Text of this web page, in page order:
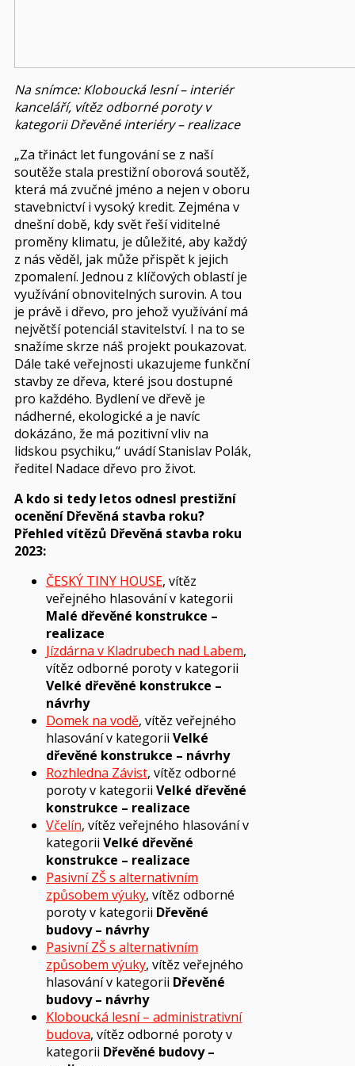
Na snímce: Kloboucká lesní – interiér
kanceláří, vítěz odborné poroty v
kategorii Dřevěné interiéry – realizace
„Za třináct let fungování se z naší
soutěže stala prestižní oborová soutěž,
která má zvučné jméno a nejen v oboru
stavebnictví i vysoký kredit. Zejména v
dnešní době, kdy svět řeší viditelné
proměny klimatu, je důležité, aby každý
z nás věděl, jak může přispět k jejich
zpomalení. Jednou z klíčových oblastí je
využívání obnovitelných surovin. A tou
je právě i dřevo, pro jehož využívání má
největší potenciál stavitelství. I na to se
snažíme skrze náš projekt poukazovat.
Dále také veřejnosti ukazujeme funkční
stavby ze dřeva, které jsou dostupné
pro každého. Bydlení ve dřevě je
nádherné, ekologické a je navíc
dokázáno, že má pozitivní vliv na
lidskou psychiku,“ uvádí Stanislav Polák,
ředitel Nadace dřevo pro život.
A kdo si tedy letos odnesl prestižní
ocenění Dřevěná stavba roku?
Přehled vítězů Dřevěná stavba roku
2023:
ČESKÝ TINY HOUSE, vítěz
veřejného hlasování v kategorii
Malé dřevěné konstrukce –
realizace
Jízdárna v Kladrubech nad Labem,
vítěz odborné poroty v kategorii
Velké dřevěné konstrukce –
návrhy
Domek na vodě, vítěz veřejného
hlasování v kategorii Velké
dřevěné konstrukce – návrhy
Rozhledna Závist, vítěz odborné
poroty v kategorii Velké dřevěné
konstrukce – realizace
Včelín, vítěz veřejného hlasování v
kategorii Velké dřevěné
konstrukce – realizace
Pasivní ZŠ s alternativním
způsobem výuky, vítěz odborné
poroty v kategorii Dřevěné
budovy – návrhy
Pasivní ZŠ s alternativním
způsobem výuky, vítěz veřejného
hlasování v kategorii Dřevěné
budovy – návrhy
Kloboucká lesní – administrativní
budova, vítěz odborné poroty v
kategorii Dřevěné budovy –